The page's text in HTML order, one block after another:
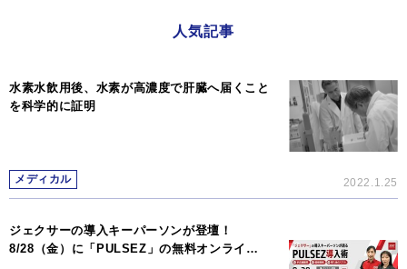
人気記事
水素水飲用後、水素が高濃度で肝臓へ届くこと
を科学的に証明
メディカル 2022.1.25
ジェクサーの導入キーパーソンが登壇！
8/28（金）に「PULSEZ」の無料オンライ…